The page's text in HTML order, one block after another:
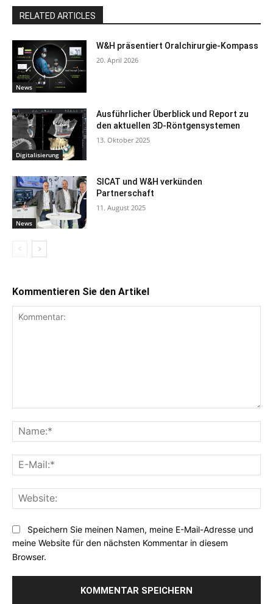
RELATED ARTICLES
News
W&H präsentiert Oralchirurgie-Kompass
20. April 2026
Digitalisierung
Ausführlicher Überblick und Report zu
den aktuellen 3D-Röntgensystemen
13. Oktober 2025
News
SICAT und W&H verkünden
Partnerschaft
11. August 2025
Kommentieren Sie den Artikel
Speichern Sie meinen Namen, meine E-Mail-Adresse und
meine Website für den nächsten Kommentar in diesem
Browser.